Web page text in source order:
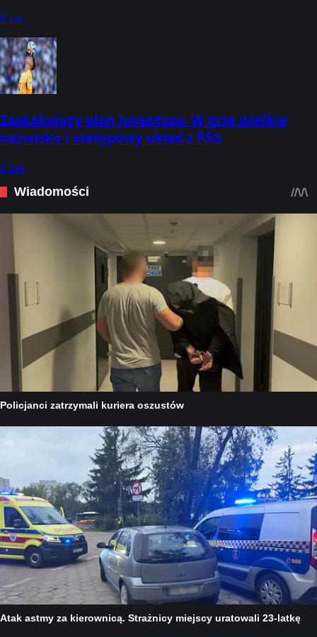
6 sie
Zaskakujący plan Juventusu. W grze wielkie
nazwisko i nietypowy układ z PSG
6 sie